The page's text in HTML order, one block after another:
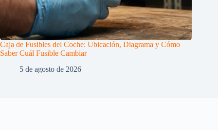
Caja de Fusibles del Coche: Ubicación, Diagrama y Cómo
Saber Cuál Fusible Cambiar
5 de agosto de 2026